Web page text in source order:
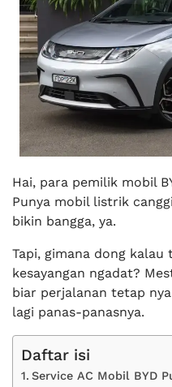
Hai, para pemilik mobil
Punya mobil listrik
bikin bangga, ya.
Tapi, gimana dong
kesayangan ngadat?
biar perjalanan tetap
lagi panas-panasnya.
Daftar isi
Service AC Mobil BYD